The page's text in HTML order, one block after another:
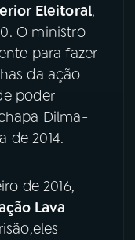
Eleitoral,
O ministro
para fazer
da ação
poder
Dilma-
de 2014.
de 2016,
Lava